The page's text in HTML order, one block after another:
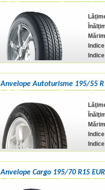
Anvelope Autoturisme 195/55
Anvelope Cargo 195/70 R15